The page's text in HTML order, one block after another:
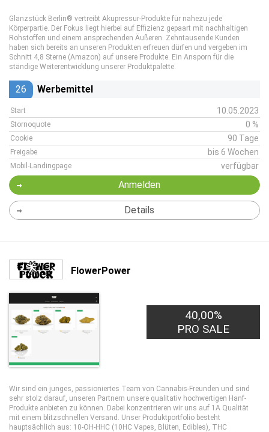
Glanzstück Berlin® vertreibt Akupressur-Produkte für nahezu jede
Körperpartie. Der Fokus liegt hierbei auf Effizienz gepaart mit nachhaltigen
Rohstoffen und einem ansprechenden Äußeren. Zehntausende Kunden
haben sich bereits an unseren Produkten erfreuen dürfen und vergeben im
Schnitt 4,8 Sterne (Amazon) auf unsere Produkte. Ein Ansporn für die
ständige Weiterentwicklung unserer Produktpalette.
26 Werbemittel
Start 10.05.2023
Stornoquote 0 %
Cookie 90 Tage
Freigabe bis 6 Wochen
Mobil-Landingpage verfügbar
Anmelden
Details
FlowerPower
40,00%
PRO SALE
Wir sind ein junges, passioniertes Team von Cannabis-Freunden und sind
sehr stolz darauf, unseren Partnern unsere qualitativ hochwertigen Hanf-
Produkte anbieten zu können. Dabei konzentrieren wir uns auf 1A Qualität
mit einem blitzschnellen Versand. Unser Produktportfolio besteht
hauptsächlich aus: 10-OH-HHC (10HC Vapes, Blüten, Edibles), THC